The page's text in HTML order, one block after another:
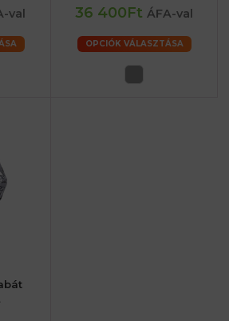
val 36 400Ft ÁFA-val
OPCIÓK VÁLASZTÁSA